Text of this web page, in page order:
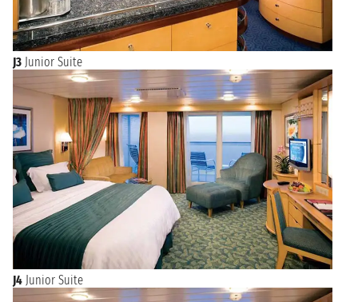
J3 Junior Suite
J4 Junior Suite